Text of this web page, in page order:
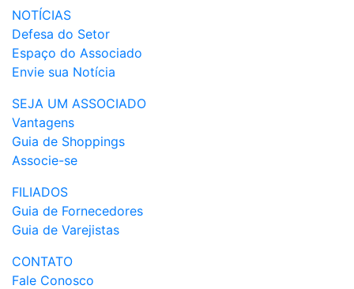
NOTÍCIAS
Defesa do Setor
Espaço do Associado
Envie sua Notícia
SEJA UM ASSOCIADO
Vantagens
Guia de Shoppings
Associe-se
FILIADOS
Guia de Fornecedores
Guia de Varejistas
CONTATO
Fale Conosco